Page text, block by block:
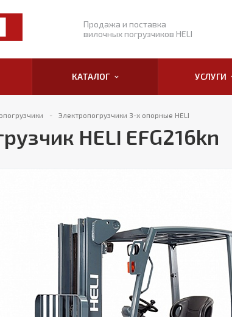
Продажа и поставка
вилочных погрузчиков HELI
КАТАЛОГ УСЛУГИ
Электропогрузчики 3-х опорные HELI
HELI EFG216kn